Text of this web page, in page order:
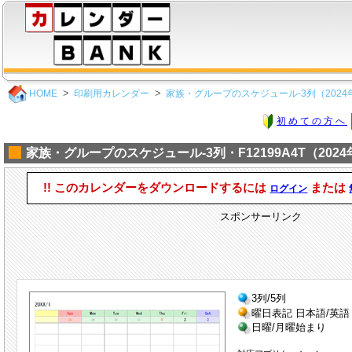
HOME 印刷用カレンダー 家族・グループのスケジュール-3列（2024
初めての方へ
家族・グループのスケジュール-3列・F12199A4T（2024
!! このカレンダーをダウンロードするには ログイン または
スポンサーリンク
3列/5列
曜日表記 日本語/英語
日曜/月曜始まり